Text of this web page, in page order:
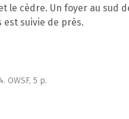
cèdre. Un foyer au sud
est suivie de près.
OWSF, 5 p.